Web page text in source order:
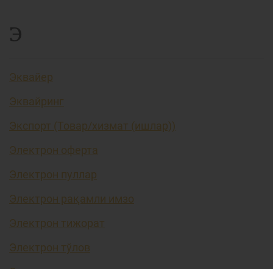
Э
Эквайер
Эквайринг
Экспорт (Товар/хизмат (ишлар))
Электрон оферта
Электрон пуллар
Электрон рақамли имзо
Электрон тижорат
Электрон тўлов